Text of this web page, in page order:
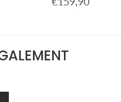
Prix
€159,90